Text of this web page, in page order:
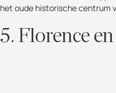
het oude historische centrum
5. Florence